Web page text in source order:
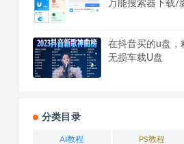
万能搜索器下载/
在抖音买的u盘，
无损车载U盘
分类目录
AI教程 PS教程